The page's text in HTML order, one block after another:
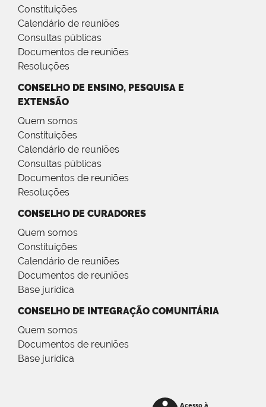
Constituições
Calendário de reuniões
Consultas públicas
Documentos de reuniões
Resoluções
CONSELHO DE ENSINO, PESQUISA E
EXTENSÃO
Quem somos
Constituições
Calendário de reuniões
Consultas públicas
Documentos de reuniões
Resoluções
CONSELHO DE CURADORES
Quem somos
Constituições
Calendário de reuniões
Documentos de reuniões
Base jurídica
CONSELHO DE INTEGRAÇÃO COMUNITÁRIA
Quem somos
Documentos de reuniões
Base jurídica